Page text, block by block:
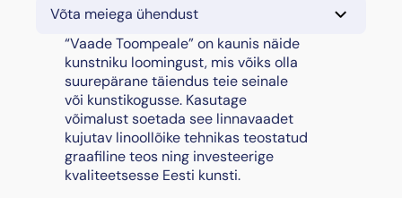
Võta meiega ühendust
“Vaade Toompeale” on kaunis näide
kunstniku loomingust, mis võiks olla
suurepärane täiendus teie seinale
või kunstikogusse. Kasutage
võimalust soetada see linnavaadet
kujutav linoollõike tehnikas teostatud
graafiline teos ning investeerige
kvaliteetsesse Eesti kunsti.